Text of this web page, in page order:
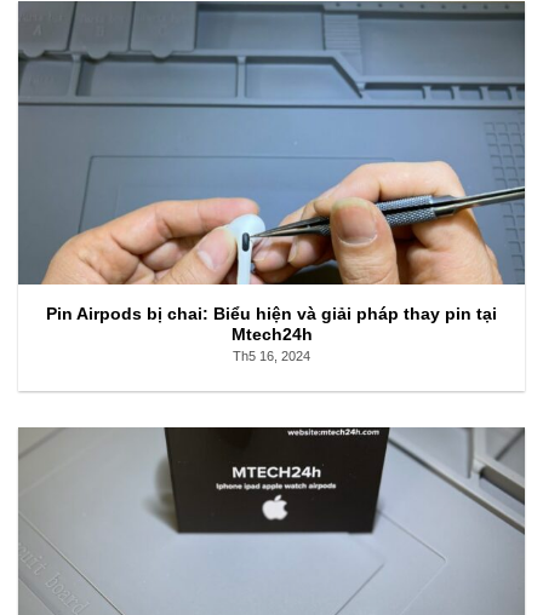
Pin Airpods bị chai: Biểu hiện và giải pháp thay pin tại
Mtech24h
Th5 16, 2024